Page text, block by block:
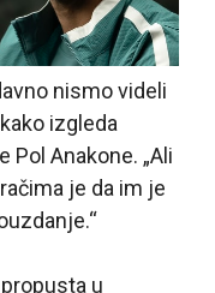
nismo videli
izgleda
Pol Anakone. „Ali
je da im je
u